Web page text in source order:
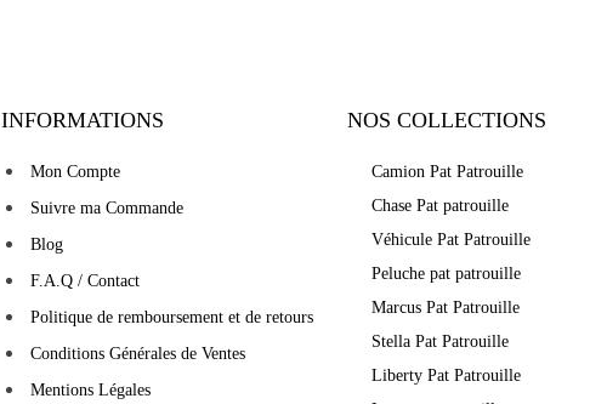
INFORMATIONS
Mon Compte
Suivre ma Commande
Blog
F.A.Q / Contact
Politique de remboursement et de retours
Conditions Générales de Ventes
Mentions Légales
NOS COLLECTIONS
Camion Pat Patrouille
Chase Pat patrouille
Véhicule Pat Patrouille
Peluche pat patrouille
Marcus Pat Patrouille
Stella Pat Patrouille
Liberty Pat Patrouille